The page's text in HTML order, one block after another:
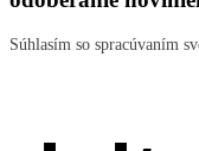
Súhlasím so spracúvaním